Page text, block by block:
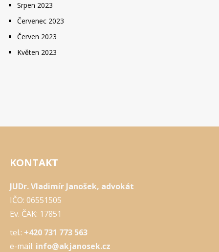
Srpen 2023
Červenec 2023
Červen 2023
Květen 2023
KONTAKT
JUDr. Vladimír Janošek, advokát
IČO: 06551505
Ev. ČAK: 17851
tel.: +420 731 773 563
e-mail: info@akjanosek.cz